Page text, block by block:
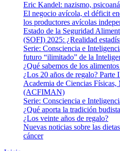
Eric Kandel: nazismo,
El negocio avícola, el déficit
los productores avícolas
Estado de la Seguridad
(SOFI) 2025: ¿Realidad
Serie: Consciencia e
futuro “ilimitado” de la
¿Qué sabemos de los
¿Los 20 años de regalo? Parte
Academia de Ciencias Físicas,
(ACFIMAN)
Serie: Consciencia e
¿Qué aporta la tradición
¿Los veinte años de regalo?
Nuevas noticias sobre las
cáncer